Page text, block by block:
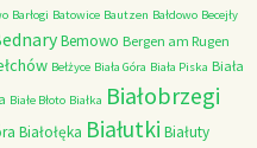
Barłogi Batowice Bautzen Bałdowo Becejły
Bemowo Bergen am Rugen
Bełżyce Biała Góra Biała Piska Biała
Białe Błoto Białka Białobrzegi
Białołęka Białutki Białuty